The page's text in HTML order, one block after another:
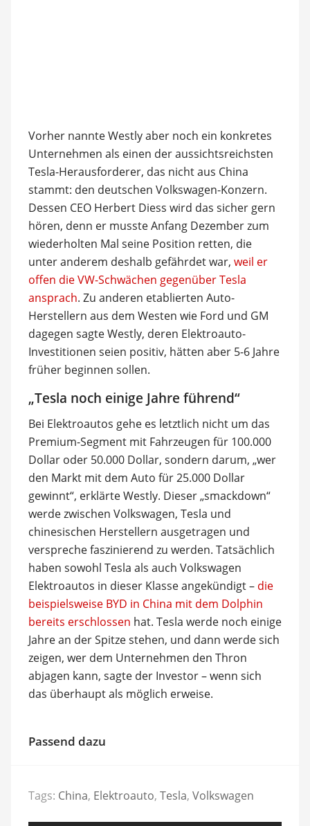
Vorher nannte Westly aber noch ein konkretes
Unternehmen als einen der aussichtsreichsten
Tesla-Herausforderer, das nicht aus China
stammt: den deutschen Volkswagen-Konzern.
Dessen CEO Herbert Diess wird das sicher gern
hören, denn er musste Anfang Dezember zum
wiederholten Mal seine Position retten, die
unter anderem deshalb gefährdet war, weil er
offen die VW-Schwächen gegenüber Tesla
ansprach. Zu anderen etablierten Auto-
Herstellern aus dem Westen wie Ford und GM
dagegen sagte Westly, deren Elektroauto-
Investitionen seien positiv, hätten aber 5-6 Jahre
früher beginnen sollen.
„Tesla noch einige Jahre führend“
Bei Elektroautos gehe es letztlich nicht um das
Premium-Segment mit Fahrzeugen für 100.000
Dollar oder 50.000 Dollar, sondern darum, „wer
den Markt mit dem Auto für 25.000 Dollar
gewinnt“, erklärte Westly. Dieser „smackdown“
werde zwischen Volkswagen, Tesla und
chinesischen Herstellern ausgetragen und
verspreche faszinierend zu werden. Tatsächlich
haben sowohl Tesla als auch Volkswagen
Elektroautos in dieser Klasse angekündigt – die
beispielsweise BYD in China mit dem Dolphin
bereits erschlossen hat. Tesla werde noch einige
Jahre an der Spitze stehen, und dann werde sich
zeigen, wer dem Unternehmen den Thron
abjagen kann, sagte der Investor – wenn sich
das überhaupt als möglich erweise.
Passend dazu
Tags: China, Elektroauto, Tesla, Volkswagen